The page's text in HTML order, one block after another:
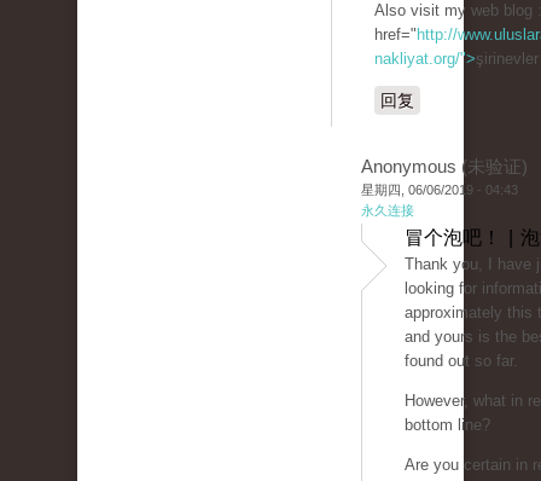
Also visit my web blog
href=" http://
nakliyat.org/">
回复
Anonymous (未验证)
星期四, 06/06/2019 - 04:43
永久连接
冒个泡吧！ |
Thank you, I have
looking for
approximately this
and yours is the
found out so far.
However, what in
bottom line?
Are you certain in